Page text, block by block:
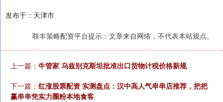
发布于：天津市
联丰策略配资平台提示：文章来自网络，不代表本站观点。
上一篇： 牛管家 乌兹别克斯坦批准出口货物计税价格新规
下一篇： 红涨股票配资 实测盘点：汉中高人气串串店推荐，把把
赢串串凭实力圈粉本地食客